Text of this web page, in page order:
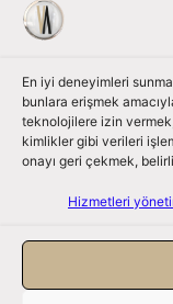
En iyi deneyimleri
bunlara erişmek
teknolojilere izin
kimlikler gibi verileri
onayı geri çekmek,
Hizmetleri
Bizimle iletişime